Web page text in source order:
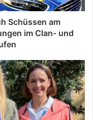
Schüssen am
im Clan- und